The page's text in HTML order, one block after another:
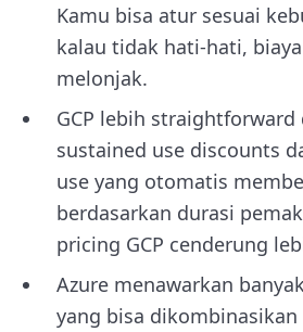
Kamu bisa atur sesuai
kalau tidak hati-hati,
melonjak.
GCP lebih straightforward
sustained use discounts
use yang otomatis
berdasarkan durasi
pricing GCP cenderung
Azure menawarkan
yang bisa dikombinasikan